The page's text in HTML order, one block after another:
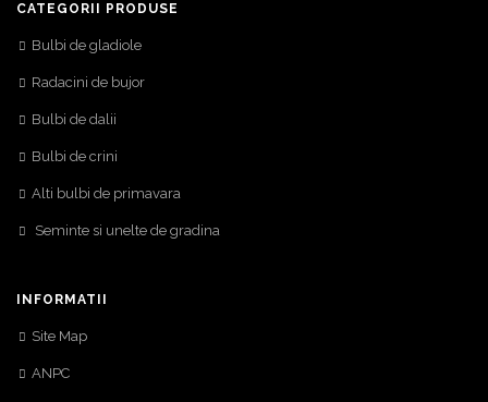
CATEGORII PRODUSE
Bulbi de gladiole
Radacini de bujor
Bulbi de dalii
Bulbi de crini
Alti bulbi de primavara
Seminte si unelte de gradina
INFORMATII
Site Map
ANPC